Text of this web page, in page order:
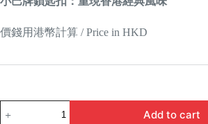
價錢用港幣計算 / Price in HKD
天
Add to cart